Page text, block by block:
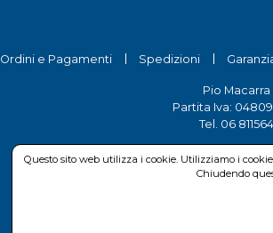
Ordini e Pagamenti Spedizioni
Pio
Partita Iva:
Tel. 06
Questo sito web utilizza i cookie. Utilizziamo i
Chiudendo